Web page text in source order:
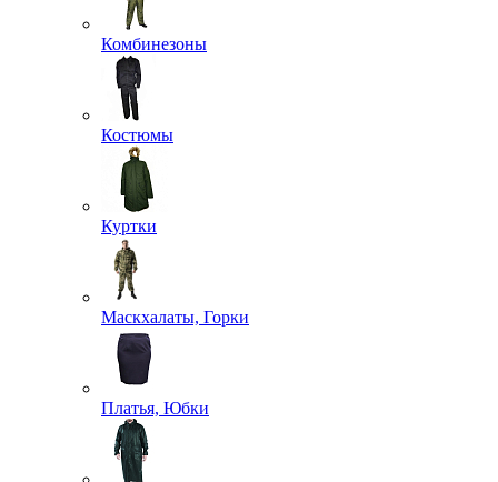
Комбинезоны
Костюмы
Куртки
Маскхалаты, Горки
Платья, Юбки